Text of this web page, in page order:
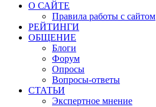
О САЙТЕ
Правила работы с сайтом
РЕЙТИНГИ
ОБЩЕНИЕ
Блоги
Форум
Опросы
Вопросы-ответы
СТАТЬИ
Экспертное мнение